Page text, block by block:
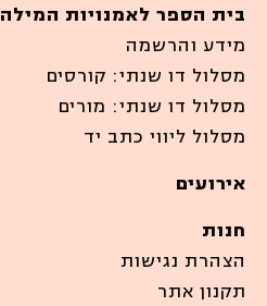
בית הספר לאמנויות המילה
מידע והרשמה
מסלול דו שנתי: קורסים
מסלול דו שנתי: מורים
מסלול ליווי כתב יד
אירועים
חנות
הצהרת נגישות
תקנון אתר